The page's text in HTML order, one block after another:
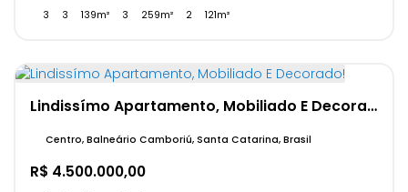
3 3 139m² 3 259m² 2 121m²
Lindissímo Apartamento, Mobiliado E Decorado!
R$ 4.500.000,00
Centro, Balneário Camboriú, Santa Catarina, Brasil